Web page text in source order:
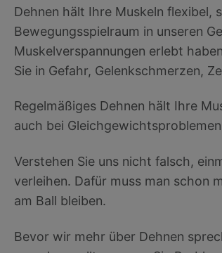
Dehnen hält Ihre Muskeln flexibel,
Bewegungsspielraum in unseren
Muskelverspannungen erlebt
Sie in Gefahr, Gelenkschmerzen,
Regelmäßiges Dehnen hält Ihre
auch bei
Verstehen Sie uns nicht falsch,
verleihen. Dafür muss man schon
am Ball bleiben.
Bevor wir mehr über Dehnen